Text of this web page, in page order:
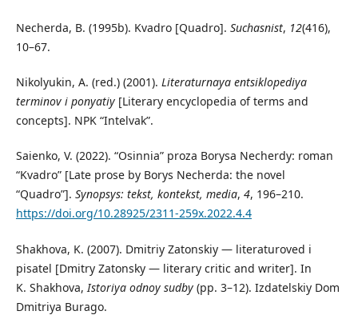
Necherda, B. (1995b). Kvadro [Quadro]. Suchasnist, 12(416),
10–67.
Nikolyukin, A. (red.) (2001). Literaturnaya entsiklopediya
terminov i ponyatiy [Literary encyclopedia of terms and
concepts]. NPK “Intelvak”.
Saienko, V. (2022). “Osinnia” proza Borysa Necherdy: roman
“Kvadro” [Late prose by Borys Necherda: the novel
“Quadro”]. Synopsys: tekst, kontekst, media, 4, 196–210.
https://doi.org/10.28925/2311-259x.2022.4.4
Shakhova, K. (2007). Dmitriy Zatonskiy — literaturoved i
pisatel [Dmitry Zatonsky — literary critic and writer]. In
K. Shakhova, Istoriya odnoy sudby(pp. 3–12). Izdatelskiy Dom
Dmitriya Burago.